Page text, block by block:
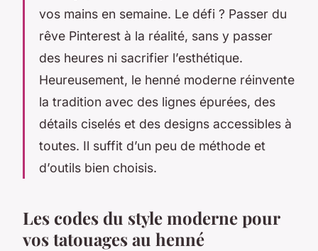
vos mains en semaine. Le défi ? Passer du
rêve Pinterest à la réalité, sans y passer
des heures ni sacrifier l’esthétique.
Heureusement, le henné moderne réinvente
la tradition avec des lignes épurées, des
détails ciselés et des designs accessibles à
toutes. Il suffit d’un peu de méthode et
d’outils bien choisis.
Les codes du style moderne pour
vos tatouages au henné